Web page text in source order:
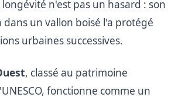
longévité n'est pas un hasard : son
un vallon boisé l'a protégé
urbaines successives.
, classé au patrimoine
fonctionne comme un